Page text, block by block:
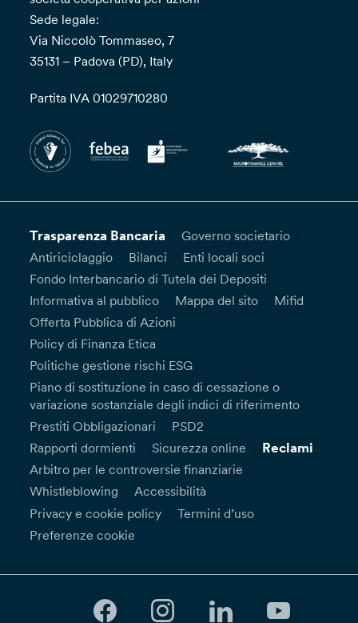
Sede legale:
Via Niccolò Tommaseo, 7
35131 – Padova (PD), Italy
Partita IVA 01029710280
Trasparenza Bancaria
Governo societario
Antiriciclaggio
Bilanci
Enti locali soci
Fondo Interbancario di Tutela dei Depositi
Informativa al pubblico
Mappa del sito
Mifid
Offerta Pubblica di Azioni
Policy di Finanza Etica
Politiche gestione rischi ESG
Piano di sostituzione in caso di cessazione o
variazione sostanziale degli indici di riferimento
Prestiti Obbligazionari
PSD2
Rapporti dormienti
Sicurezza online Reclami
Arbitro per le controversie finanziarie
Whistleblowing
Accessibilità
Privacy e cookie policy
Termini d’uso
Preferenze cookie